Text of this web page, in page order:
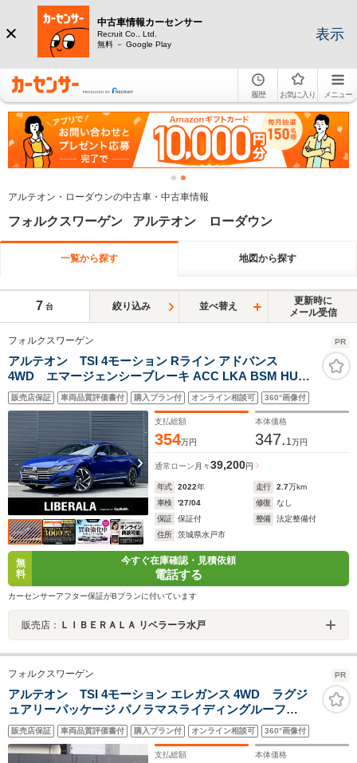
中古車情報カーセンサー
Recruit Co., Ltd.
無料 － Google Play
表示
履歴 お気に入り メニュー
アルテオン・ローダウンの中古車・中古車情報
フォルクスワーゲン アルテオン ローダウン
一覧から探す 地図から探す
7 台 絞り込み 並べ替え
更新時に
メール受信
フォルクスワーゲン PR
アルテオン TSI 4モーション Rライン アドバンス
4WD エマージェンシーブレーキ ACC LKA BSM HUD
ディスカバープロナビ CarPlay BT 360°カメラ 黒革 M付
きパワーシート シートヒーター マッサージシート LED
パワーバックドア オートホールド 純正20インチAW ドラ
レコ
販売店保証 車両品質評価書付 購入プラン付 オンライン相談可 360°画像付
支払総額
354万円
本体価格
347. 1万円
通常ローン 月々39,200円
年式 2022年 走行 2.7万km
車検
'27/04 修復
なし
保証
保証付 整備
法定整備付
住所
茨城県水戸市
無
料
今すぐ在庫確認・見積依頼
電話する
カーセンサーアフター保証がBプランに付いています
販売店： ＬＩＢＥＲＡＬＡ リベラーラ水戸
フォルクスワーゲン PR
アルテオン TSI 4モーション エレガンス 4WD ラグジ
ュアリーパッケージ パノラマスライディングルーフ
DYNAUDIOサウンド オールインセーフティ 黒ナッパレ
ザーシート 全席シートヒーター ヘッドアップディスプレ
イ 純正ナビフルセグTV 360度カメラ20インチAW
販売店保証 車両品質評価書付 購入プラン付 オンライン相談可 360°画像付
支払総額 本体価格